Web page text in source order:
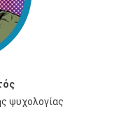
ψυχολογίας